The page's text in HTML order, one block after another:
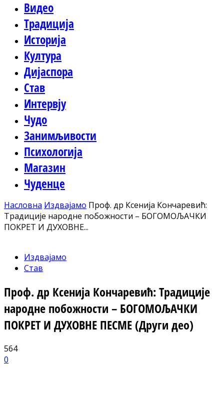
Видео
Традиција
Историја
Култура
Дијаспора
Став
Интервју
Чудо
Занимљивости
Психологија
Магазин
Чуденце
Насловна Издвајамо Проф. др Ксенија Кончаревић:
Традиције народне побожности – БОГОМОЉАЧКИ
ПОКРЕТ И ДУХОВНЕ...
Издвајамо
Став
Проф. др Ксенија Кончаревић: Традиције
народне побожности – БОГОМОЉАЧКИ
ПОКРЕТ И ДУХОВНЕ ПЕСМЕ (Други део)
564
0